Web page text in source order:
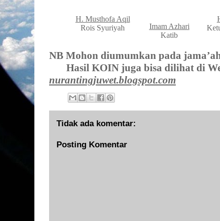
H. Musthofa Aqil
Rois Syuriyah
Imam Azhari
Katib
NB Mohon diumumkan pada
Hasil KOIN juga bisa dilihat di
nurantingjuwet.blogspot.com
Tidak ada komentar:
Posting Komentar